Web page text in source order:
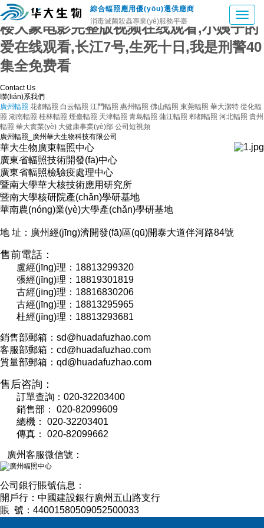
犯罪现场调查第四季,juliaann疯狂作爱,顶
楼大象电影完整版视频在线观看,小姨子的
爱在线观看,长江7号,生死十日,我是刑警40
集全免费看
綜合輻照應用優(yōu)選供應商
消毒滅菌殺蟲專業(yè)服務平臺
Contact Us
聯(lián)系我們
廣州輻照 花都輻照 白云輻照 江門輻照 惠州輻照 佛山輻照 東莞輻照 華大潔特 從化輻
照 湖南輻照 桂林輻照 煙臺輻照 天津輻照 青島輻照 蒲江輻照 郫都輻照 河北輻照 貴州
輻照 華大實業(yè) 大健康事業(yè)部 公司短視頻
廣州輻照_廣州華大生物科技有限公司
華大生物廣東輻照中心
廣東省輻照技術開發(fā)中心
廣東省輻照檢驗疫處理中心
暨南大學華大核技術應用研究所
暨南大學核研院產(chǎn)學研基地
華南農(nóng)業(yè)大學產(chǎn)學研基地
地 址：廣州經(jīng)濟開發(fā)區(qū)開泰大道伴河路84號
售前電話：
盧經(jīng)理：18813299320
張經(jīng)理：18819301819
古經(jīng)理：18816830206
古經(jīng)理：18813295965
杜經(jīng)理：18813293681
銷售部郵箱：sd@huadafuzhao.com
客服部郵箱：cd@huadafuzhao.com
質量部郵箱：qd@huadafuzhao.com
售后咨詢：
訂單查詢：020-32203400
銷售部： 020-82099609
總機： 020-32203401
傳真： 020-82099662
廣州客服微信號：
公司銀行賬號信息：
開戶行：中國建設銀行廣州五山路支行
賬 號：44001580509052500033